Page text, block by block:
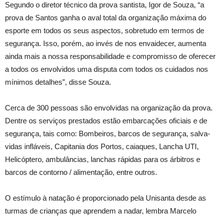
Segundo o diretor técnico da prova santista, Igor de Souza, “a
prova de Santos ganha o aval total da organização máxima do
esporte em todos os seus aspectos, sobretudo em termos de
segurança. Isso, porém, ao invés de nos envaidecer, aumenta
ainda mais a nossa responsabilidade e compromisso de oferecer
a todos os envolvidos uma disputa com todos os cuidados nos
mínimos detalhes”, disse Souza.
Cerca de 300 pessoas são envolvidas na organização da prova.
Dentre os serviços prestados estão embarcações oficiais e de
segurança, tais como: Bombeiros, barcos de segurança, salva-
vidas infláveis, Capitania dos Portos, caiaques, Lancha UTI,
Helicóptero, ambulâncias, lanchas rápidas para os árbitros e
barcos de contorno / alimentação, entre outros.
O estímulo à natação é proporcionado pela Unisanta desde as
turmas de crianças que aprendem a nadar, lembra Marcelo